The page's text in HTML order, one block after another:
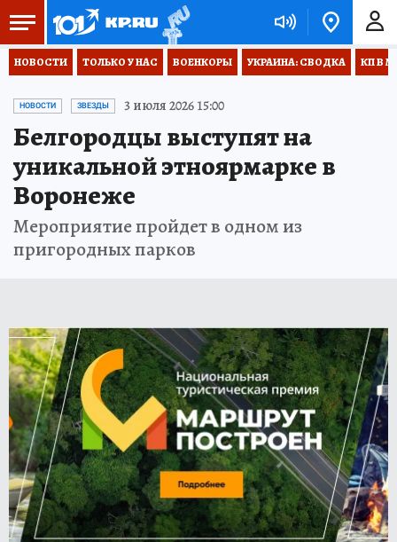
НОВОСТИ ТОЛЬКО У НАС ВОЕНКОРЫ УКРАИНА: СВОДКА КП В
НОВОСТИ ЗВЕЗДЫ 3 июля 2026 15:00
Белгородцы выступят на
уникальной этноярмарке в
Воронеже
Мероприятие пройдет в одном из
пригородных парков